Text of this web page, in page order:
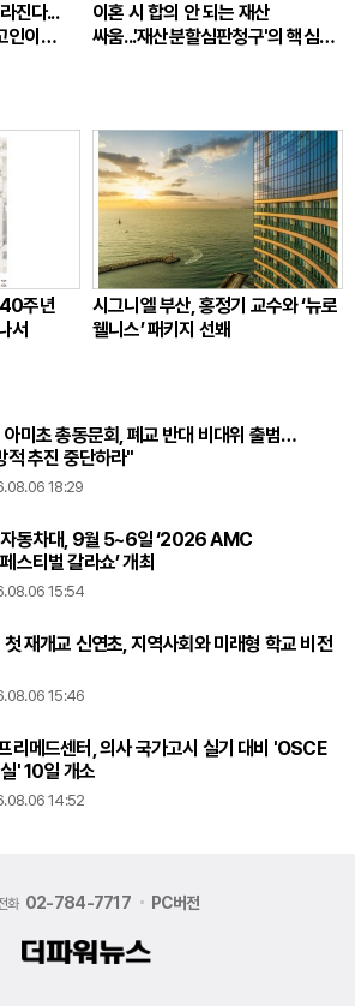
진다...
인이
이혼 시 합의 안 되는 재산
싸움...'재산분할심판청구'의 핵심
주년
서
시그니엘 부산, 홍정기 교수와 ‘뉴로
웰니스’ 패키지 선봬
아미초 총동문회, 폐교 반대 비대위 출범…
적 추진 중단하라"
18:29
동차대, 9월 5~6일 ‘2026 AMC
스티벌 갈라쇼’ 개최
15:54
첫 재개교 신연초, 지역사회와 미래형 학교 비전
15:46
리메드센터, 의사 국가고시 실기 대비 'OSCE
' 10일 개소
14:52
화 02-784-7717 PC버전